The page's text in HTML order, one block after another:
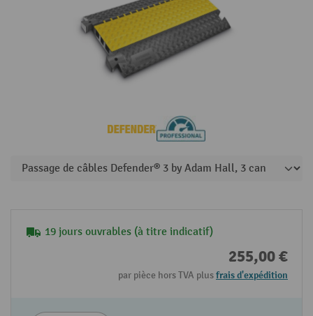
19 jours ouvrables (à titre indicatif)
255,00 €
par pièce hors TVA plusfrais d'expédition